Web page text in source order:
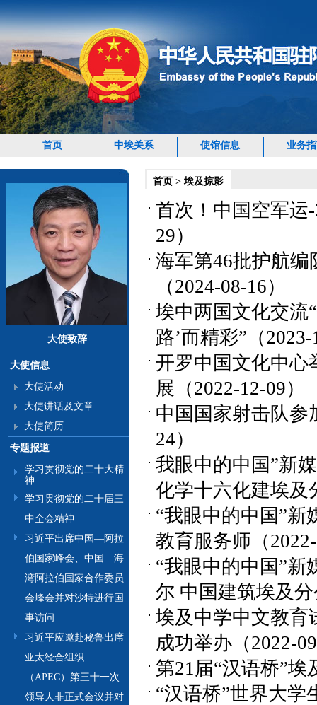
首页 中埃关系 使馆信息 业务
大使致辞
大使信息
大使活动
大使讲话及文章
大使简历
专题报道
学习贯彻党的二十大精
神
学习贯彻党的二十届三
中全会精神
习近平出席中国—阿拉
伯国家峰会、中国—海
湾阿拉伯国家合作委员
会峰会并对沙特进行国
事访问
习近平应邀赴秘鲁出席
亚太经合组织
（APEC）第三十一次
领导人非正式会议并对
首页 > 埃及掠影
首次！中国空军运
29）
海军第46批护航
（2024-08-16）
埃中两国文化交
路’而精彩”（
开罗中国文化中心
展（2022-12-09）
中国国家射击队参
24）
我眼中的中国”新
化学十六化建埃及
“我眼中的中国”
教育服务师（
“我眼中的中国”
尔 中国建筑埃及
埃及中学中文教育
成功举办（2022-
第21届“汉语桥”埃
“汉语桥”世界大学